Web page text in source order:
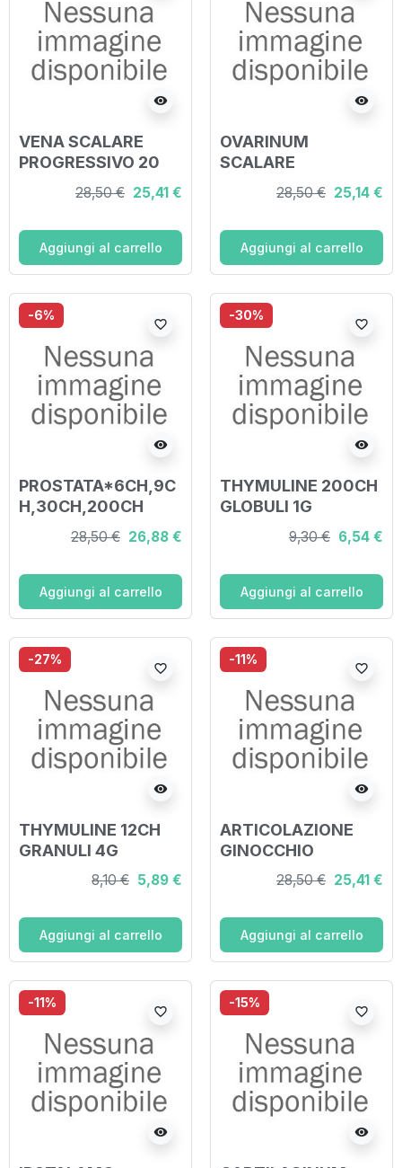
visibility
VENA SCALARE
PROGRESSIVO 20
FIALE FISIOLOGICHE
28,50 € 25,41 €
Aggiungi al carrello
visibility
OVARINUM
SCALARE
PROGRESSIVO 20
FIALE FISIOLOGICHE
28,50 € 25,14 €
Aggiungi al carrello
-6%
visibility
favorite_border
PROSTATA*6CH,9C
H,30CH,200CH
(scalare
progressivo) 20
fisiologica per
mucosa orale
28,50 € 26,88 €
Aggiungi al carrello
-30%
visibility
favorite_border
THYMULINE 200CH
GLOBULI 1G
9,30 € 6,54 €
Aggiungi al carrello
-27%
visibility
favorite_border
THYMULINE 12CH
GRANULI 4G
8,10 € 5,89 €
Aggiungi al carrello
-11%
visibility
favorite_border
ARTICOLAZIONE
GINOCCHIO
SCALARE
PROGRESSIVO 20
2ML
28,50 € 25,41 €
Aggiungi al carrello
-11%
visibility
favorite_border
-15%
visibility
favorite_border